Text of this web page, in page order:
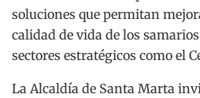
soluciones que permitan
calidad de vida de los
sectores estratégicos como el
La Alcaldía de Santa Marta